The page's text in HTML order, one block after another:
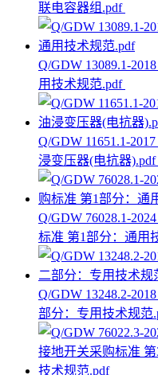
联电容器组.pdf
Q/GDW 13089.1-
用技术规范.pdf
Q/GDW 11651.1-
浸变压器(电抗器).pdf
Q/GDW 76028.1-
标准 第1部分：通用
Q/GDW 13248.2-
部分：专用技术规范